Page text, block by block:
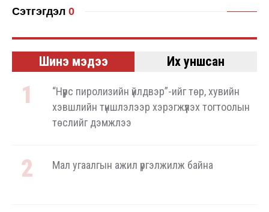
Сэтгэгдэл 0
Шинэ мэдээ Их уншсан
“Нүүрс пиролизийн үйлдвэр”-ийг төр, хувийн
хэвшлийн түншлэлээр хэрэгжүүлэх тогтоолын
төслийг дэмжлээ
Мал угаалгын ажил үргэлжилж байна